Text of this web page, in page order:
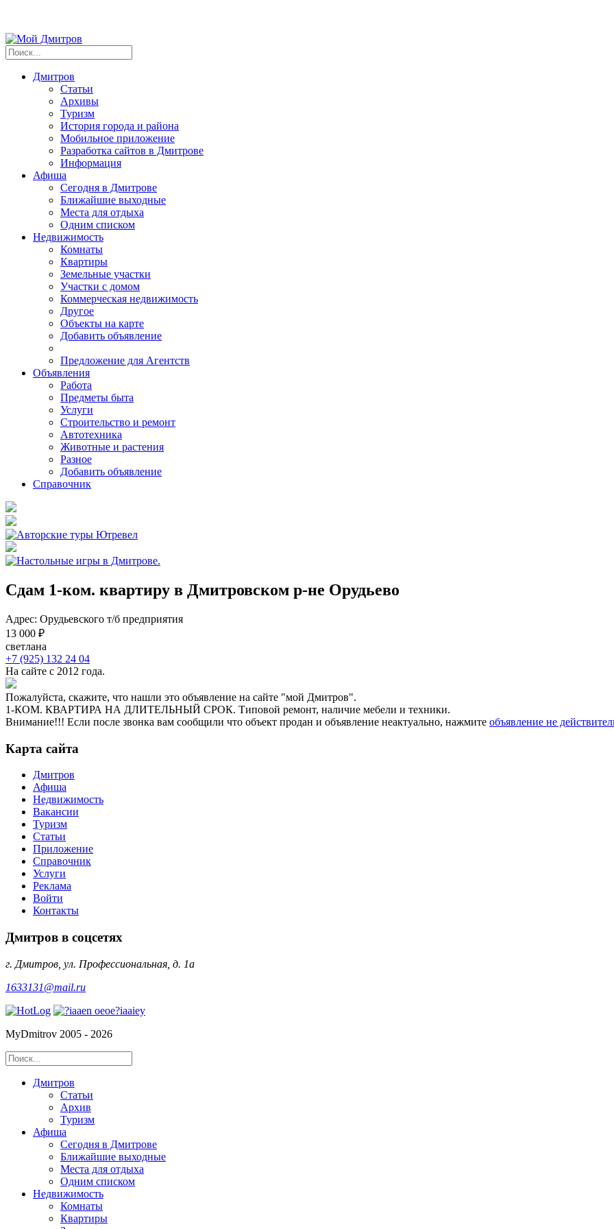
Дмитров
Статьи
Архивы
Туризм
История города и района
Мобильное приложение
Разработка сайтов в Дмитрове
Информация
Афиша
Сегодня в Дмитрове
Ближайшие выходные
Места для отдыха
Одним списком
Недвижимость
Комнаты
Квартиры
Земельные участки
Участки с домом
Коммерческая недвижимость
Другое
Объекты на карте
Добавить объявление
Предложение для Агентств
Объявления
Работа
Предметы быта
Услуги
Строительство и ремонт
Автотехника
Животные и растения
Разное
Добавить объявление
Справочник
Сдам 1-ком. квартиру в Дмитровском р-не Орудьево
Адрес: Орудьевского т/б предприятия
13 000 ₽
светлана
+7 (925) 132 24 04
На сайте с 2012 года.
Пожалуйста, скажите, что нашли это объявление на сайте "мой Дмитров".
1-КОМ. КВАРТИРА НА ДЛИТЕЛЬНЫЙ СРОК. Типовой ремонт, наличие мебели и техники.
Внимание!!! Если после звонка вам сообщили что объект продан и объявление неактуально, нажмите объявление не
Карта сайта
Дмитров
Афиша
Недвижимость
Вакансии
Туризм
Статьи
Приложение
Справочник
Услуги
Реклама
Войти
Контакты
Дмитров в соцсетях
г. Дмитров, ул. Профессиональная, д. 1а
1633131@mail.ru
MyDmitrov 2005 - 2026
Дмитров
Статьи
Архив
Туризм
Афиша
Сегодня в Дмитрове
Ближайшие выходные
Места для отдыха
Одним списком
Недвижимость
Комнаты
Квартиры